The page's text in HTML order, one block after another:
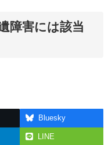
障害には該当
Bluesky
LINE